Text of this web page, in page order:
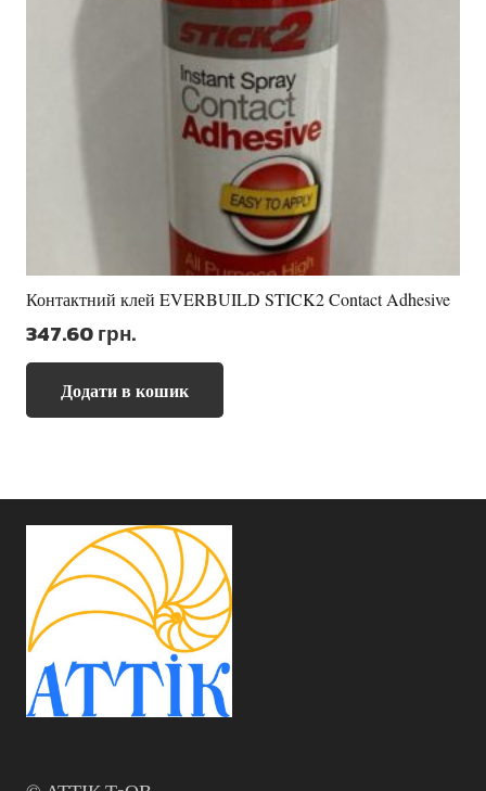
Контактний клей EVERBUILD STICK2 Contact Adhesive
347.60грн.
Додати в кошик